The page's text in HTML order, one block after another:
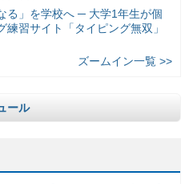
る」を学校へ ─ 大学1年生が個
習サイト「タイピング無双」
ズームイン一覧 >>
ール